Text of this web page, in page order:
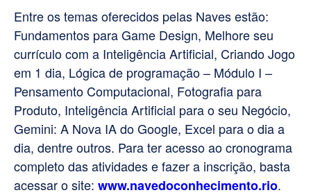
Entre os temas oferecidos pelas Naves estão:
Fundamentos para Game Design, Melhore seu
currículo com a Inteligência Artificial, Criando Jogo
em 1 dia, Lógica de programação – Módulo I –
Pensamento Computacional, Fotografia para
Produto, Inteligência Artificial para o seu Negócio,
Gemini: A Nova IA do Google, Excel para o dia a
dia, dentre outros. Para ter acesso ao cronograma
completo das atividades e fazer a inscrição, basta
acessar o site: www.navedoconhecimento.rio.